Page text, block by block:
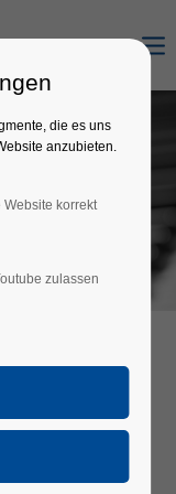
die es uns
anzubieten.
korrekt
zulassen